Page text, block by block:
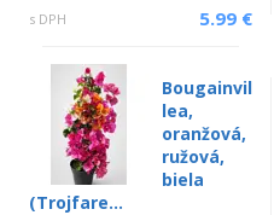
s DPH 5.99 €
Bougainvil
lea,
oranžová,
ružová,
biela
(Trojfare...